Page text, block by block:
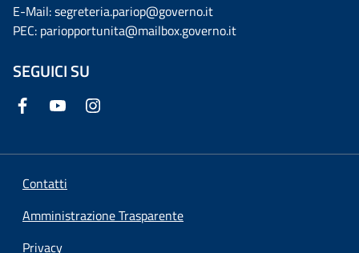
E-Mail: segreteria.pariop@governo.it
PEC: pariopportunita@mailbox.governo.it
SEGUICI SU
Contatti
Amministrazione Trasparente
Privacy